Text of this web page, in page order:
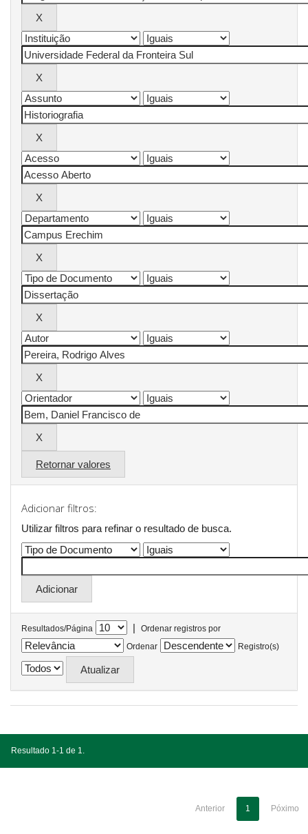
Retornar valores
Adicionar filtros:
Utilizar filtros para refinar o resultado de busca.
Resultados/Página |
Ordenar registros por
Ordenar
Registro(s)
Resultado 1-1 de 1.
Anterior 1 Póximo